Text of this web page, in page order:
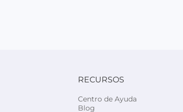
RECURSOS
Centro de Ayuda
Blog